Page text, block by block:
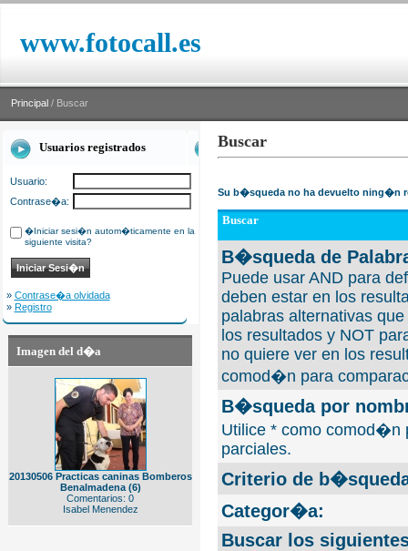
www.fotocall.es
Principal / Buscar
Usuarios registrados
Usuario:
Contrase�a:
�Iniciar sesi�n autom�ticamente en la
siguiente visita?
» Contrase�a olvidada
» Registro
Imagen del d�a
20130506 Practicas caninas Bomberos
Benalmadena (6)
Comentarios: 0
Isabel Menendez
Buscar
Su b�squeda no ha devuelto ning�n
Buscar
B�squeda de
Puede usar AND para
deben estar en los
palabras alternativas
los resultados y NOT
no quiere ver en los
comod�n para
B�squeda por
Utilice * como comod�n
parciales.
Criterio de
Categor�a:
Buscar los